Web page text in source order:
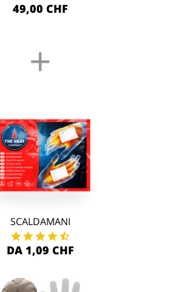
49,00 CHF
+
SCALDAMANI
DA 1,09 CHF